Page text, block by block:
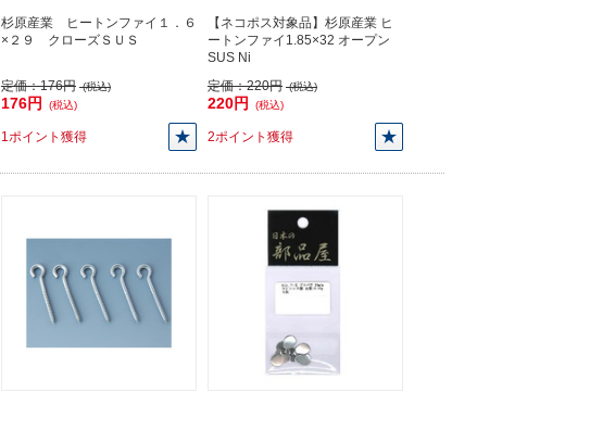
杉原産業 ヒートンファイ１．６
×２９ クローズＳＵＳ
定価：176円 (税込)
176円 (税込)
1ポイント獲得
【ネコポス対象品】杉原産業 ヒ
ートンファイ1.85×32 オープン
SUS Ni
定価：220円 (税込)
220円 (税込)
2ポイント獲得